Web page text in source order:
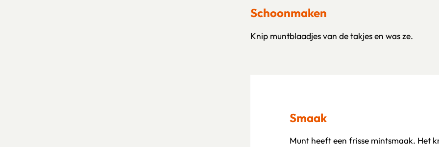
Schoonmaken
Knip muntblaadjes van de takjes en was ze.
Smaak
Munt heeft een frisse mintsmaak. Het